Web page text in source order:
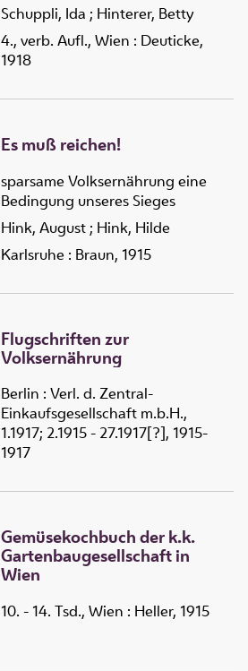
Schuppli, Ida ; Hinterer, Betty
4., verb. Aufl., Wien : Deuticke,
1918
Es muß reichen!
sparsame Volksernährung eine
Bedingung unseres Sieges
Hink, August ; Hink, Hilde
Karlsruhe : Braun, 1915
Flugschriften zur
Volksernährung
Berlin : Verl. d. Zentral-
Einkaufsgesellschaft m.b.H.,
1.1917; 2.1915 - 27.1917[?], 1915-
1917
Gemüsekochbuch der k.k.
Gartenbaugesellschaft in
Wien
10. - 14. Tsd., Wien : Heller, 1915